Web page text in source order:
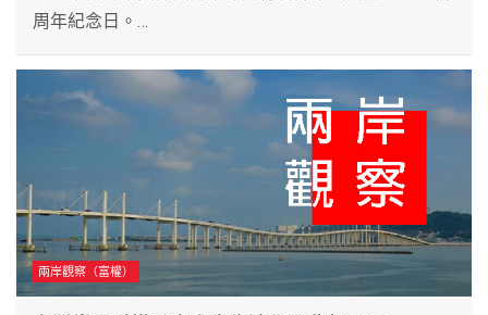
周年紀念日。…
兩岸觀察（富權）